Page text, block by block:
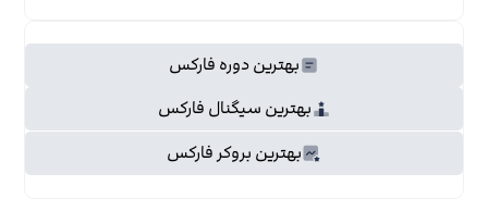
بهترین دوره فارکس
بهترین سیگنال فارکس
بهترین بروکر فارکس